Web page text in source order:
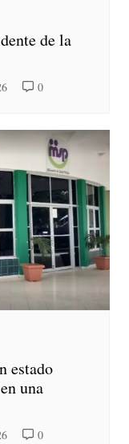
de la
0
estado
una
0